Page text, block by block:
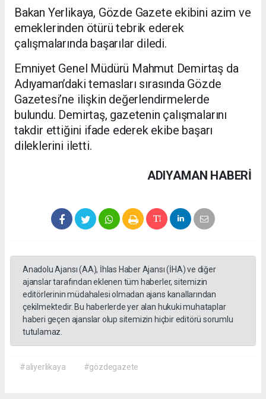
Bakan Yerlikaya, Gözde Gazete ekibini azim ve
emeklerinden ötürü tebrik ederek
çalışmalarında başarılar diledi.
Emniyet Genel Müdürü Mahmut Demirtaş da
Adıyaman’daki temasları sırasında Gözde
Gazetesi’ne ilişkin değerlendirmelerde
bulundu. Demirtaş, gazetenin çalışmalarını
takdir ettiğini ifade ederek ekibe başarı
dileklerini iletti.
ADIYAMAN HABERİ
Anadolu Ajansı (AA), İhlas Haber Ajansı (İHA) ve diğer
ajanslar tarafından eklenen tüm haberler, sitemizin
editörlerinin müdahalesi olmadan ajans kanallarından
çekilmektedir. Bu haberlerde yer alan hukuki muhataplar
haberi geçen ajanslar olup sitemizin hiçbir editörü sorumlu
tutulamaz.
#aliyerlikaya #gözdegazete